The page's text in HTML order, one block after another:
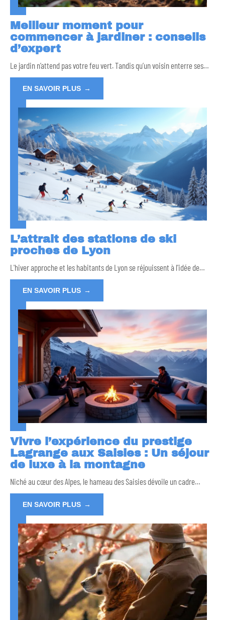
Meilleur moment pour
commencer à jardiner : conseils
d’expert
Le jardin n’attend pas votre feu vert. Tandis qu’un voisin enterre ses…
EN SAVOIR PLUS
L’attrait des stations de ski
proches de Lyon
L'hiver approche et les habitants de Lyon se réjouissent à l'idée de…
EN SAVOIR PLUS
Vivre l’expérience du prestige
Lagrange aux Saisies : Un séjour
de luxe à la montagne
Niché au cœur des Alpes, le hameau des Saisies dévoile un cadre…
EN SAVOIR PLUS